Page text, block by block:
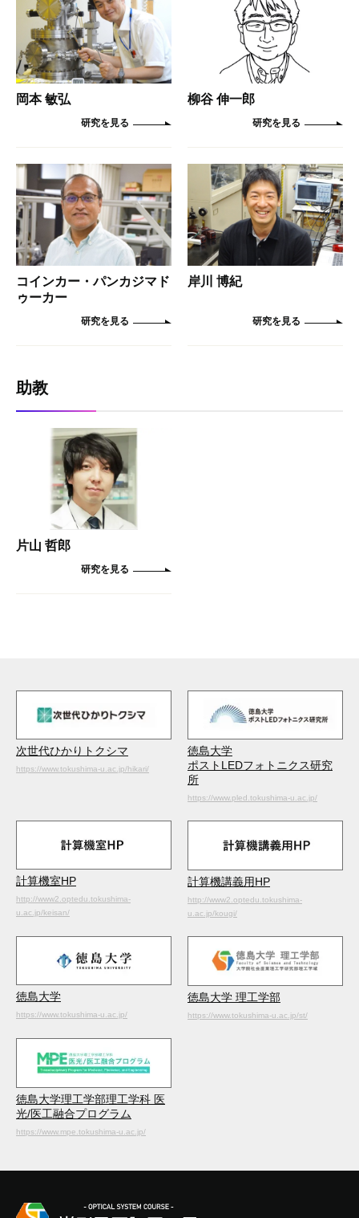
岡本 敏弘 柳谷 伸一郎
コインカー・パンカジマド
ゥーカー
岸川 博紀
助教
片山 哲郎
次世代ひかりトクシマ
https://www.tokushima-u.ac.jp/hikari/
徳島大学
ポストLEDフォトニクス研究
所
https://www.pled.tokushima-u.ac.jp/
計算機室HP
http://www2.optedu.tokushima-
u.ac.jp/keisan/
計算機講義用HP
http://www2.optedu.tokushima-
u.ac.jp/kougi/
徳島大学
https://www.tokushima-u.ac.jp/
徳島大学 理工学部
https://www.tokushima-u.ac.jp/st/
徳島大学理工学部理工学科 医
光/医工融合プログラム
https://www.mpe.tokushima-u.ac.jp/